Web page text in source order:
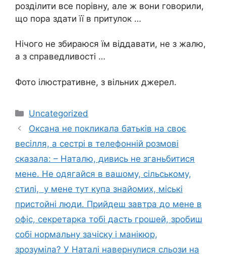
розділити все порівну, але ж вони говорили,
що пора здати її в притулок …
Нічого не збираюся їм віддавати, не з жалю,
а з справедливості …
Фото ілюстративне, з вільних джерел.
Категорії
Uncategorized
Оксана не покликала батьків на своє
весілля, а сестрі в телефонній розмові
сказала: – Наталю, дивись не зганьбитися
мене. Не одягайся в вашому, сільському,
стилі, у мене тут купа знайомих, міські
пристойні люди. Прийдеш завтра до мене в
офіс, секретарка тобі дасть грошей, зробиш
собі нормальну зачіску і манікюр,
зрозуміла? У Наталі навернулися сльози на